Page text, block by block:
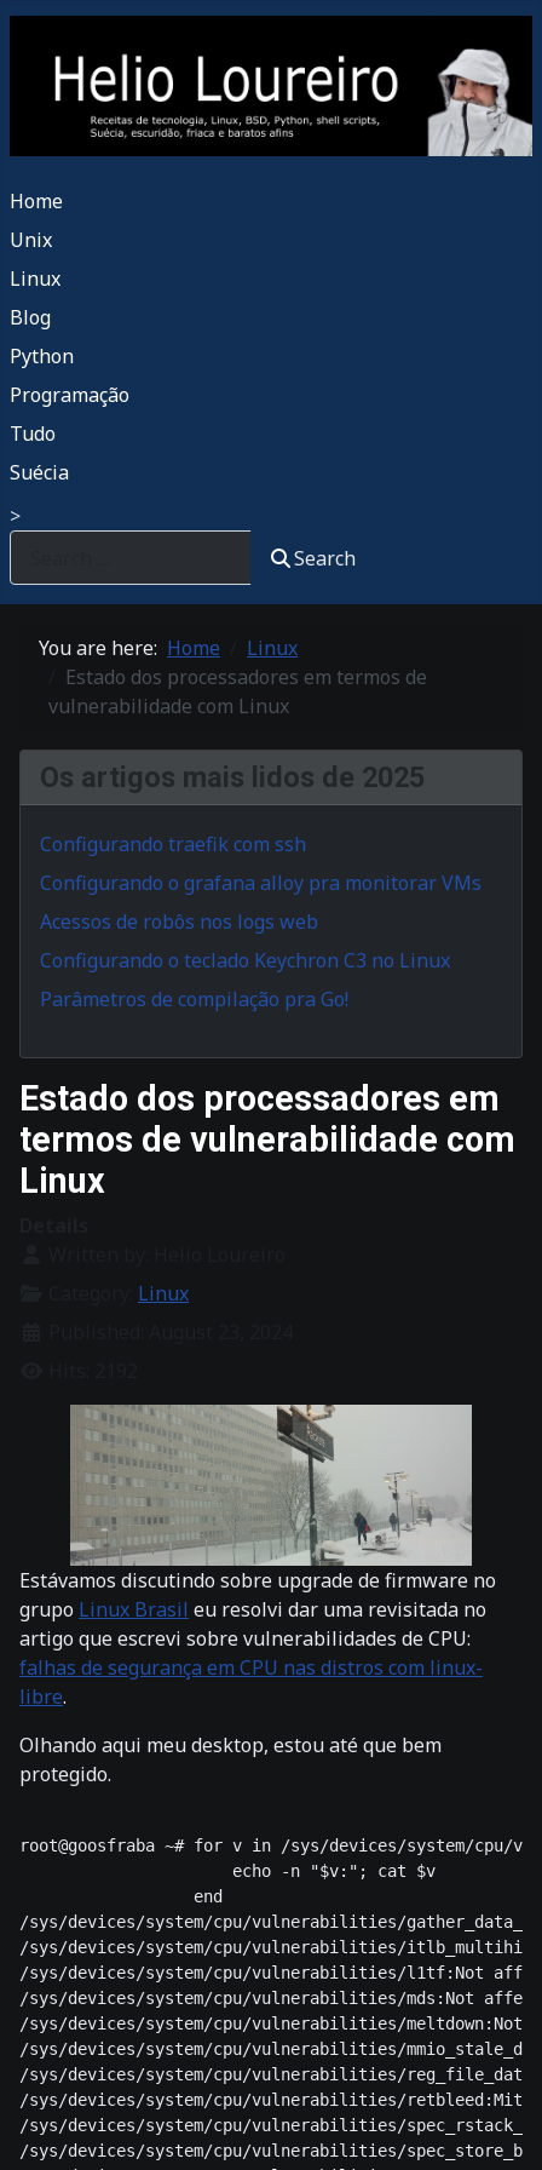
Home
Unix
Linux
Blog
Python
Programação
Tudo
Suécia
>
Search
You are here: Home
Linux
Estado dos processadores em termos de
vulnerabilidade com Linux
Os artigos mais lidos de 2025
Configurando traefik com ssh
Configurando o grafana alloy pra monitorar VMs
Acessos de robôs nos logs web
Configurando o teclado Keychron C3 no Linux
Parâmetros de compilação pra Go!
Estado dos processadores em
termos de vulnerabilidade com
Linux
Linux
Estávamos discutindo sobre upgrade de firmware no
grupo Linux Brasil eu resolvi dar uma revisitada no
artigo que escrevi sobre vulnerabilidades de CPU:
falhas de segurança em CPU nas distros com linux-
libre.
Olhando aqui meu desktop, estou até que bem
protegido.
root@goosfraba ~# for v in /sys/devices/system/cpu/
                      echo -n "$v:"; cat $v
                  end
/sys/devices/system/cpu/vulnerabilities/
/sys/devices/system/cpu/vulnerabilities/
/sys/devices/system/cpu/vulnerabilities/l1tf:Not
/sys/devices/system/cpu/vulnerabilities/mds:Not
/sys/devices/system/cpu/vulnerabilities/meltdown:Not
/sys/devices/system/cpu/vulnerabilities/
/sys/devices/system/cpu/vulnerabilities/
/sys/devices/system/cpu/vulnerabilities/
/sys/devices/system/cpu/vulnerabilities/
/sys/devices/system/cpu/vulnerabilities/